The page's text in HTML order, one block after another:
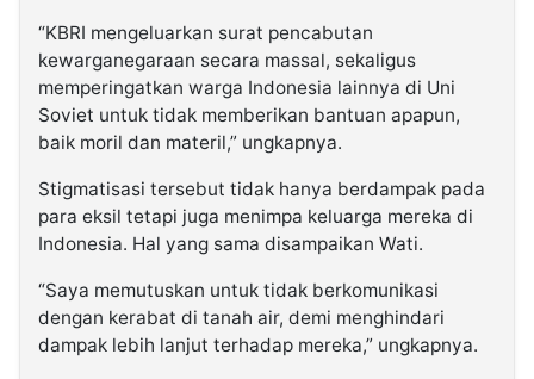
“KBRI mengeluarkan surat pencabutan
kewarganegaraan secara massal, sekaligus
memperingatkan warga Indonesia lainnya di Uni
Soviet untuk tidak memberikan bantuan apapun,
baik moril dan materil,” ungkapnya.
Stigmatisasi tersebut tidak hanya berdampak pada
para eksil tetapi juga menimpa keluarga mereka di
Indonesia. Hal yang sama disampaikan Wati.
“Saya memutuskan untuk tidak berkomunikasi
dengan kerabat di tanah air, demi menghindari
dampak lebih lanjut terhadap mereka,” ungkapnya.